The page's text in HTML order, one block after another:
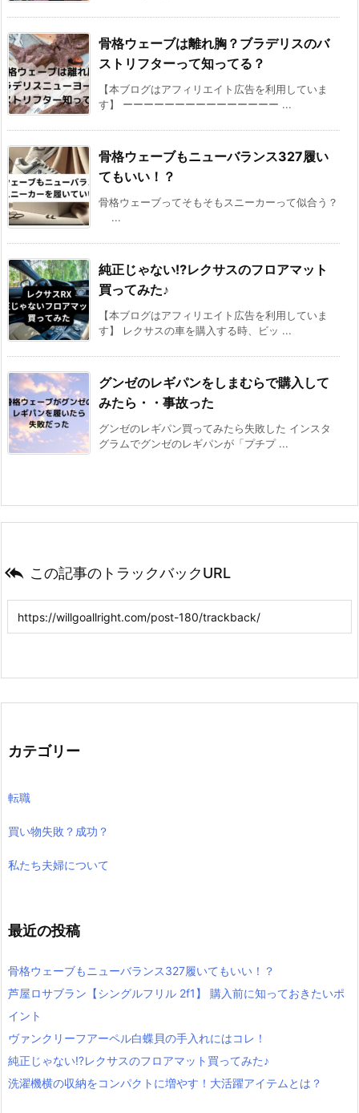
骨格ウェーブは離れ胸？ブラデリスのバ
ストリフターって知ってる？
【本ブログはアフィリエイト広告を利用していま
す】 ーーーーーーーーーーーーーーー ...
骨格ウェーブもニューバランス327履い
てもいい！？
骨格ウェーブってそもそもスニーカーって似合う？
...
純正じゃない⁉レクサスのフロアマット
買ってみた♪
【本ブログはアフィリエイト広告を利用していま
す】 レクサスの車を購入する時、ビッ ...
グンゼのレギパンをしまむらで購入して
みたら・・事故った
グンゼのレギパン買ってみたら失敗した インスタ
グラムでグンゼのレギパンが「プチプ ...
 この記事のトラックバックURL
カテゴリー
転職
買い物失敗？成功？
私たち夫婦について
最近の投稿
骨格ウェーブもニューバランス327履いてもいい！？
芦屋ロサブラン【シングルフリル 2f1】 購入前に知っておきたいポ
イント
ヴァンクリーフアーペル白蝶貝の手入れにはコレ！
純正じゃない⁉レクサスのフロアマット買ってみた♪
洗濯機横の収納をコンパクトに増やす！大活躍アイテムとは？